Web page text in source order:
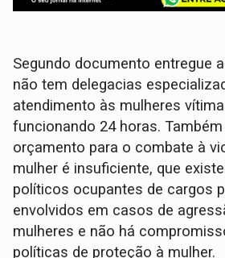
Segundo documento entregue
não tem delegacias
atendimento às mulheres
funcionando 24 horas.
orçamento para o combate à
mulher é insuficiente, que
políticos ocupantes de cargos
envolvidos em casos de
mulheres e não há
políticas de proteção à mulher.